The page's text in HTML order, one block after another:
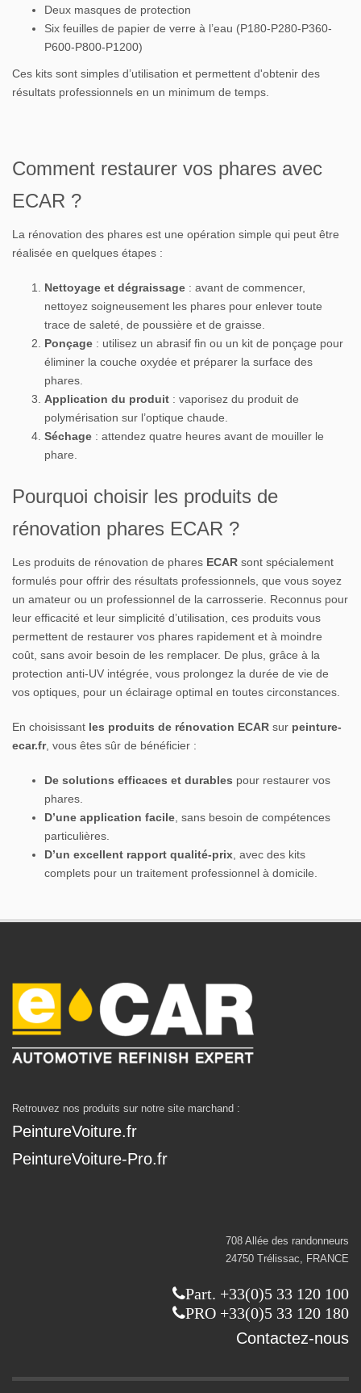
Deux masques de protection
Six feuilles de papier de verre à l’eau (P180-P280-P360-
P600-P800-P1200)
Ces kits sont simples d’utilisation et permettent d'obtenir des
résultats professionnels en un minimum de temps.
Comment restaurer vos phares avec
ECAR ?
La rénovation des phares est une opération simple qui peut être
réalisée en quelques étapes :
Nettoyage et dégraissage : avant de commencer,
nettoyez soigneusement les phares pour enlever toute
trace de saleté, de poussière et de graisse.
Ponçage : utilisez un abrasif fin ou un kit de ponçage pour
éliminer la couche oxydée et préparer la surface des
phares.
Application du produit : vaporisez du produit de
polymérisation sur l’optique chaude.
Séchage : attendez quatre heures avant de mouiller le
phare.
Pourquoi choisir les produits de
rénovation phares ECAR ?
Les produits de rénovation de phares ECAR sont spécialement
formulés pour offrir des résultats professionnels, que vous soyez
un amateur ou un professionnel de la carrosserie. Reconnus pour
leur efficacité et leur simplicité d’utilisation, ces produits vous
permettent de restaurer vos phares rapidement et à moindre
coût, sans avoir besoin de les remplacer. De plus, grâce à la
protection anti-UV intégrée, vous prolongez la durée de vie de
vos optiques, pour un éclairage optimal en toutes circonstances.
En choisissant les produits de rénovation ECAR sur peinture-
ecar.fr, vous êtes sûr de bénéficier :
De solutions efficaces et durables pour restaurer vos
phares.
D’une application facile , sans besoin de compétences
particulières.
D’un excellent rapport qualité-prix , avec des kits
complets pour un traitement professionnel à domicile.
Retrouvez nos produits sur notre site marchand :
PeintureVoiture.fr
PeintureVoiture-Pro.fr
708 Allée des randonneurs
24750 Trélissac, FRANCE
Part. +33(0)5 33 120 100
PRO +33(0)5 33 120 180
Contactez-nous